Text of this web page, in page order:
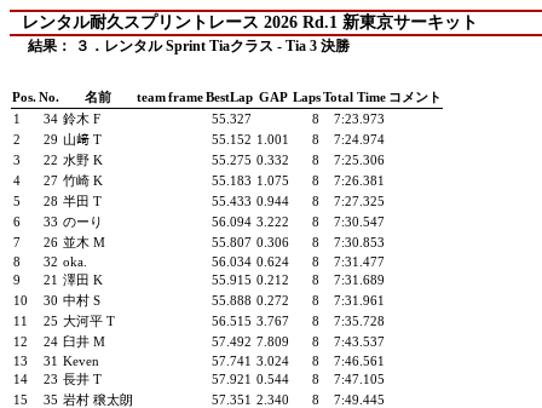
レンタル耐久スプリントレース 2026 Rd.1 新東京サーキット
結果： ３．レンタル Sprint Tiaクラス - Tia 3 決勝
Pos.No. 名前 teamframeBestLap GAP LapsTotal Time コメント
1
34 鈴木 F 55.327 8
7:23.973
2
29 山﨑 T 55.152 1.001 8
7:24.974
3
22 水野 K 55.275 0.332 8
7:25.306
4
27 竹崎 K 55.183 1.075 8
7:26.381
5
28 半田 T 55.433 0.944 8
7:27.325
6
33 のーり 56.094 3.222 8
7:30.547
7
26 並木 M 55.807 0.306 8
7:30.853
8
32 oka. 56.034 0.624 8
7:31.477
9
21 澤田 K 55.915 0.212 8
7:31.689
10
30 中村 S 55.888 0.272 8
7:31.961
11
25 大河平 T 56.515 3.767 8
7:35.728
12
24 臼井 M 57.492 7.809 8
7:43.537
13
31 Keven 57.741 3.024 8
7:46.561
14
23 長井 T 57.921 0.544 8
7:47.105
15
35 岩村 穣太朗 57.351 2.340 8 7:49.445